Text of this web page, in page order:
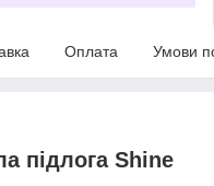
Оплата Умови
підлога Shine